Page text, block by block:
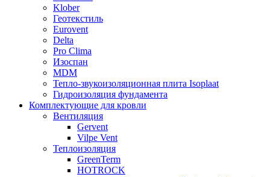
Klober
Геотекстиль
Eurovent
Delta
Pro Clima
Изоспан
MDM
Тепло-звукоизоляционная плита Isoplaat
Гидроизоляция фундамента
Комплектующие для кровли
Вентиляция
Gervent
Vilpe Vent
Теплоизоляция
GreenTerm
HOTROCK